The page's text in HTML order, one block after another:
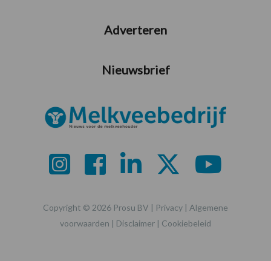
Adverteren
Nieuwsbrief
Copyright © 2026 Prosu BV | Privacy | Algemene
voorwaarden | Disclaimer | Cookiebeleid